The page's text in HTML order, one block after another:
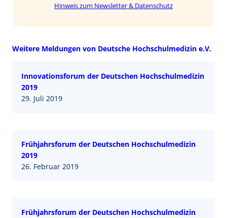
Hinweis zum Newsletter & Datenschutz
Weitere Meldungen von Deutsche Hochschulmedizin e.V.
Innovationsforum der Deutschen Hochschulmedizin
2019
29. Juli 2019
Frühjahrsforum der Deutschen Hochschulmedizin
2019
26. Februar 2019
Frühjahrsforum der Deutschen Hochschulmedizin